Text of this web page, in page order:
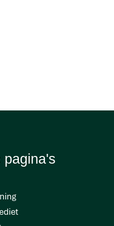
pagina's